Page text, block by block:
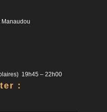
Manaudou
19h45 – 22h00
: